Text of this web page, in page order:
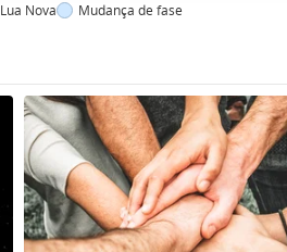
Lua Nova Mudança de fase